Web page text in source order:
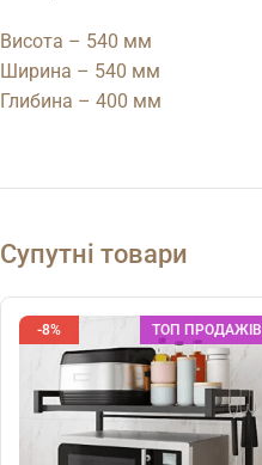
Висота – 540 мм
Ширина – 540 мм
Глибина – 400 мм
Супутні товари
-8% ТОП ПРОДАЖІВ